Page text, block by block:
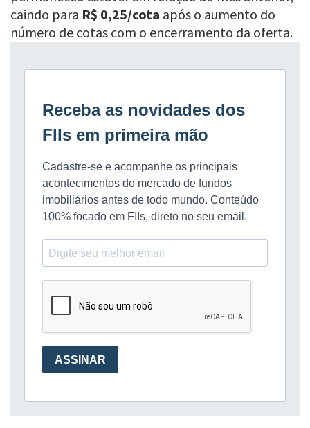
caindo para R$ 0,25/cota após o aumento do
número de cotas com o encerramento da oferta.